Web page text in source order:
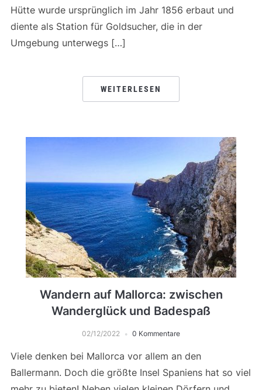
Hütte wurde ursprünglich im Jahr 1856 erbaut und
diente als Station für Goldsucher, die in der
Umgebung unterwegs […]
WEITERLESEN
Wandern auf Mallorca: zwischen
Wanderglück und Badespaß
02/12/2022 0 Kommentare
Viele denken bei Mallorca vor allem an den
Ballermann. Doch die größte Insel Spaniens hat so viel